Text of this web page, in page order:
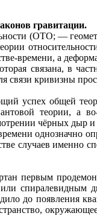
гравитации.
(ОТО; —
времени, а
связана, в
связи кривизны
успех общей
теории, а
чёрных дыр
однозначно
случаев именно
первым
спиралевидным
до появления